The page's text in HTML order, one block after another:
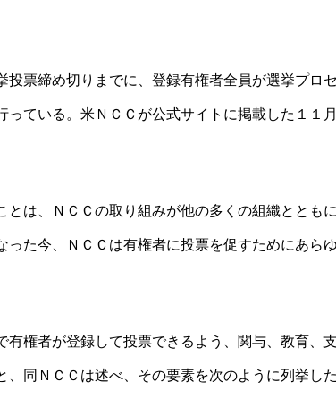
票締め切りまでに、 登録有権者全員が選挙プロ
っている。米ＮＣＣが公式サイトに掲載した１１
とは 、ＮＣＣの取り組みが他の多くの組織ととも
った今、ＮＣＣは有権者に投票を促すためにあら
有権者が登録して投票できるよう、関与、教育、
同ＮＣＣは述べ、 その要素を次のように列挙した